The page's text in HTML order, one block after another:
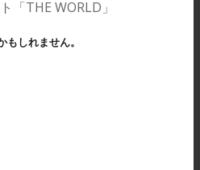
「THE WORLD」
しれません。